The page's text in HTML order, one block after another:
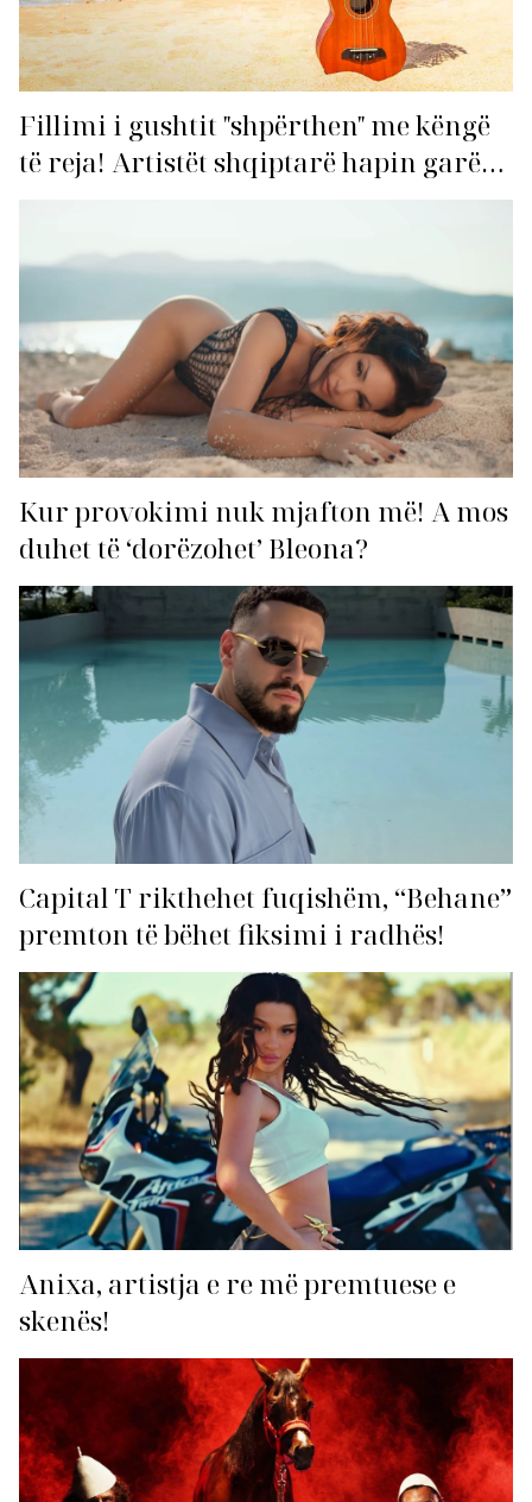
Fillimi i gushtit "shpërthen" me këngë
të reja! Artistët shqiptarë hapin garën
Kur provokimi nuk mjafton më! A mos
duhet të ‘dorëzohet’ Bleona?
Capital T rikthehet fuqishëm, “Behane”
premton të bëhet fiksimi i radhës!
Anixa, artistja e re më premtuese e
skenës!